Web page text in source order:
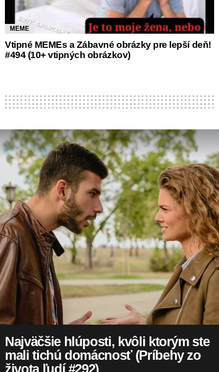
MEME
Vtipné MEMEs a Zábavné obrázky pre lepší deň!
#494 (10+ vtipných obrázkov)
Najväčšie hlúposti, kvôli ktorým ste
mali tichú domácnosť (Príbehy zo